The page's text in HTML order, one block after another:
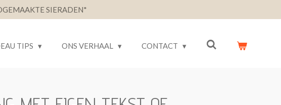
SIERADEN*
TIPS ONS VERHAAL CONTACT